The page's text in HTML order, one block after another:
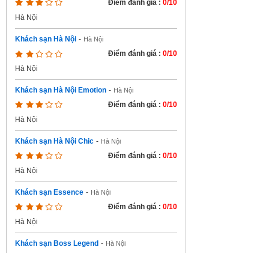
Điểm đánh giá : 0/10
Hà Nội
Khách sạn Hà Nội - Hà Nội
Điểm đánh giá : 0/10
Hà Nội
Khách sạn Hà Nội Emotion - Hà Nội
Điểm đánh giá : 0/10
Hà Nội
Khách sạn Hà Nội Chic - Hà Nội
Điểm đánh giá : 0/10
Hà Nội
Khách sạn Essence - Hà Nội
Điểm đánh giá : 0/10
Hà Nội
Khách sạn Boss Legend - Hà Nội